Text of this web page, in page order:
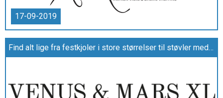
17-09-2019
Find alt lige fra festkjoler i store størrelser til støvler med bredt skaft hos Venus & Mars XL